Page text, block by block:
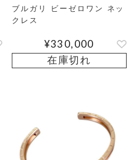
ブルガリ ビーゼロワン ネッ
クレス
¥330,000
在庫切れ